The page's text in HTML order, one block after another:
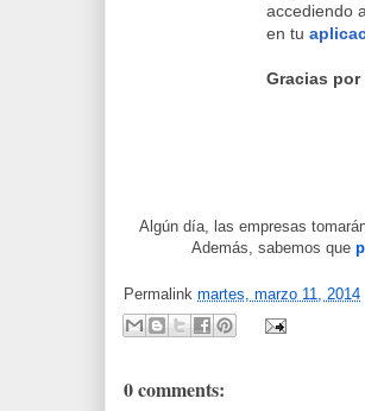
accediendo
en tu
Gracias
Algún día, las empresas
Además, sabemos que
Permalink martes, marzo 11, 2014
0 comments: